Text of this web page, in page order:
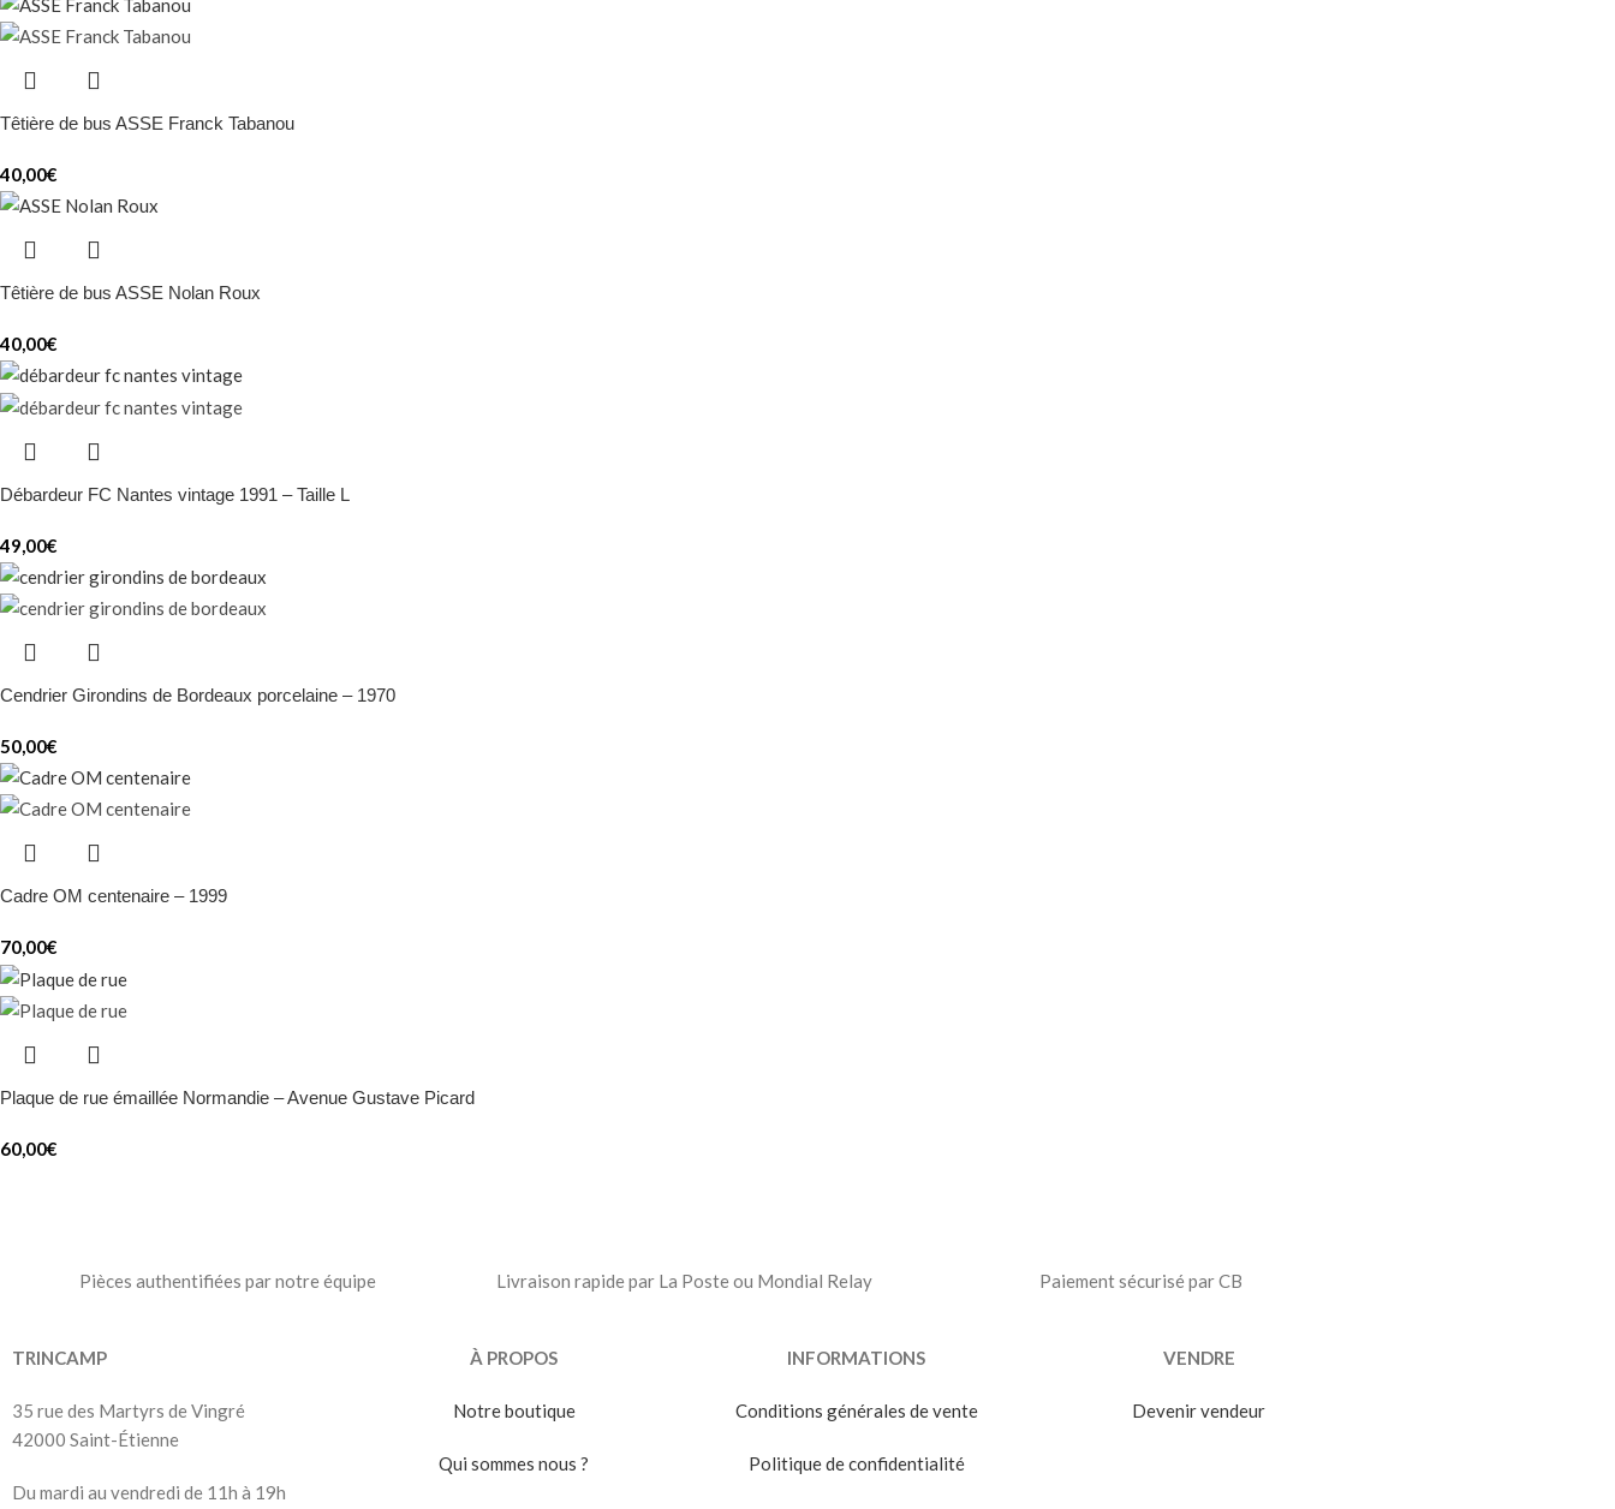
Têtière de bus ASSE Franck Tabanou
40,00€
Têtière de bus ASSE Nolan Roux
40,00€
Débardeur FC Nantes vintage 1991 – Taille L
49,00€
Cendrier Girondins de Bordeaux porcelaine – 1970
50,00€
Cadre OM centenaire – 1999
70,00€
Plaque de rue émaillée Normandie – Avenue Gustave Picard
60,00€
Pièces authentifiées par notre équipe Livraison rapide par La Poste ou Mondial Relay Paiement sécurisé par CB
TRINCAMP
35 rue des Martyrs de Vingré
42000 Saint-Étienne
Du mardi au vendredi de 11h à 19h
À PROPOS
Notre boutique
Qui sommes nous ?
INFORMATIONS
Conditions générales de vente
Politique de confidentialité
VENDRE
Devenir vendeur